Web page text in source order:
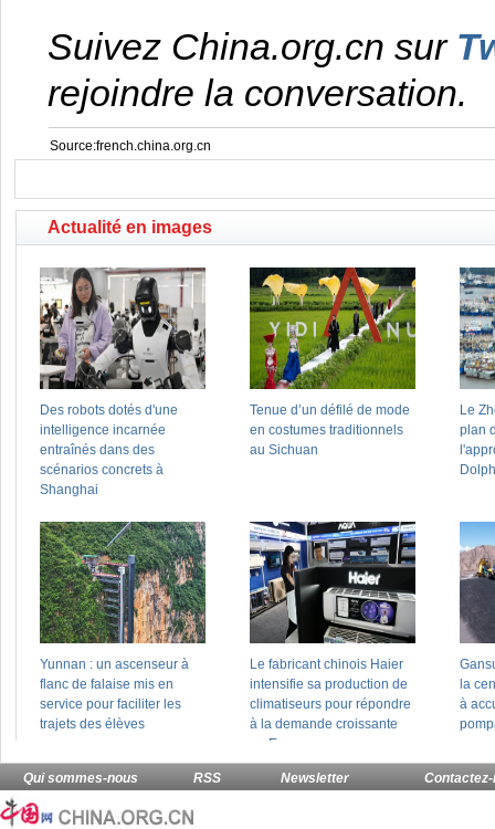
Suivez China.org.cn sur
rejoindre la conversation.
Source:french.china.org.cn